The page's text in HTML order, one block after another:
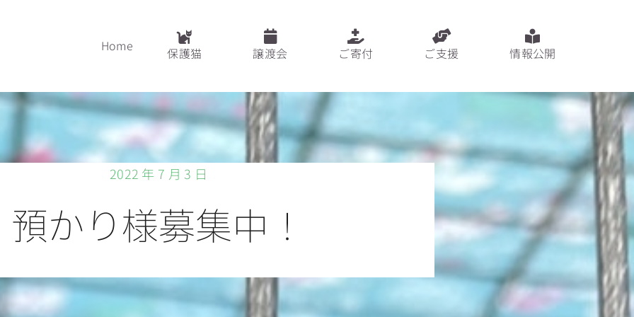
Home 保護猫 譲渡会 ご寄付 ご支援 情報公開
2022 年 7 月 3 日
預かり様募集中！